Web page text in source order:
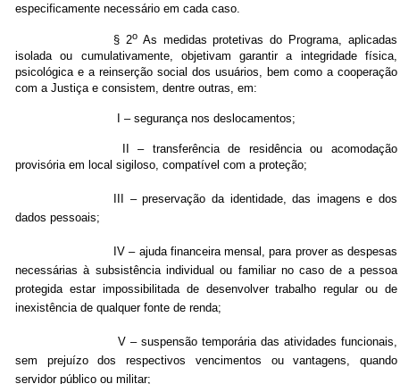
especificamente necessário em cada caso.
§ 2oAs medidas protetivas do Programa, aplicadas
isolada ou cumulativamente, objetivam garantir a integridade física,
psicológica e a reinserção social dos usuários, bem como a cooperação
com a Justiça e consistem, dentre outras, em:
I – segurança nos deslocamentos;
II – transferência de residência ou acomodação
provisória em local sigiloso, compatível com a proteção;
III – preservação da identidade, das imagens e dos
dados pessoais;
IV – ajuda financeira mensal, para prover as despesas
necessárias à subsistência individual ou familiar no caso de a pessoa
protegida estar impossibilitada de desenvolver trabalho regular ou de
inexistência de qualquer fonte de renda;
V – suspensão temporária das atividades funcionais,
sem prejuízo dos respectivos vencimentos ou vantagens, quando
servidor público ou militar;